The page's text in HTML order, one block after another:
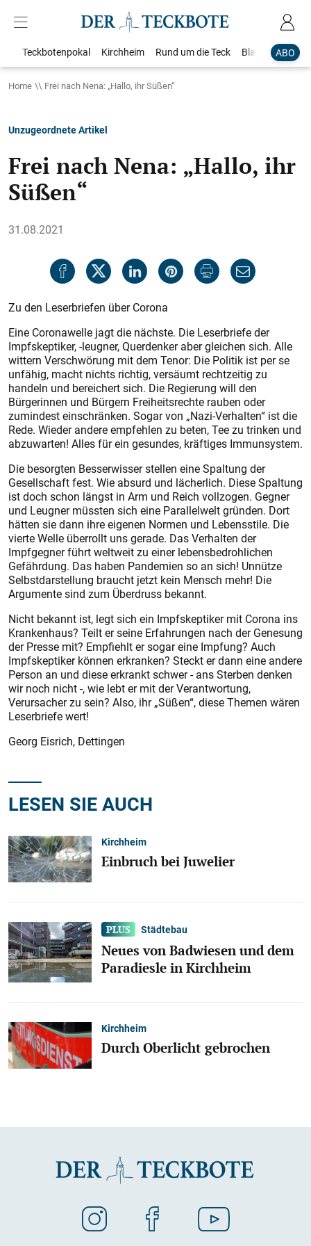
ABO
Teckbotenpokal Kirchheim Rund um die Teck Blaulicht
Home Frei nach Nena: „Hallo, ihr Süßen“
Unzugeordnete Artikel
Frei nach Nena: „Hallo, ihr
Süßen“
31.08.2021
Zu den Leserbriefen über Corona
Eine Coronawelle jagt die nächs­te. Die Leserbriefe der
Impfskeptiker, -leugner, Querdenker aber gleichen sich. Alle
wittern Verschwörung mit dem Tenor: Die Politik ist per se
unfähig, macht nichts richtig, versäumt rechtzeitig zu
handeln und bereichert sich. Die Regierung will den
Bürgerinnen und Bürgern Freiheitsrechte rauben oder
zumindest einschränken. Sogar von „Nazi-Verhalten“ ist die
Rede. Wieder andere empfehlen zu beten, Tee zu trinken und
abzuwarten! Alles für ein gesundes, kräftiges Immunsystem.
Die besorgten Besserwisser stellen eine Spaltung der
Gesellschaft fest. Wie absurd und lächerlich. Diese Spaltung
ist doch schon längst in Arm und Reich vollzogen. Gegner
und Leugner müssten sich eine Parallelwelt gründen. Dort
hätten sie dann ihre eigenen Normen und Lebensstile. Die
vierte Welle überrollt uns gerade. Das Verhalten der
Impfgegner führt weltweit zu einer lebensbedrohlichen
Gefährdung. Das haben Pandemien so an sich! Unnütze
Selbstdarstellung braucht jetzt kein Mensch mehr! Die
Argumente sind zum Überdruss bekannt.
Nicht bekannt ist, legt sich ein Impfskeptiker mit Corona ins
Krankenhaus? Teilt er seine Erfahrungen nach der Genesung
der Presse mit? Empfiehlt er sogar eine Impfung? Auch
Impfskeptiker können erkranken? Steckt er dann eine andere
Person an und diese erkrankt schwer - ans Sterben denken
wir noch nicht -, wie lebt er mit der Verantwortung,
Verursacher zu sein? Also, ihr „Süßen“, diese Themen wären
Leserbriefe wert!
Georg Eisrich, Dettingen
LESEN SIE AUCH
Kirchheim
Einbruch bei Juwelier
Städtebau
Neues von Badwiesen und dem
Paradiesle in Kirchheim
Kirchheim
Durch Oberlicht gebrochen